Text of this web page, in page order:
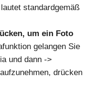
standardgemäß
um ein Foto
gelangen Sie
und dann ->
drücken